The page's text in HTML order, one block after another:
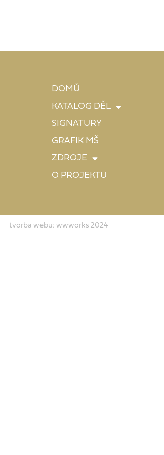
DOMŮ
KATALOG DĚL
SIGNATURY
GRAFIK MŠ
ZDROJE
O PROJEKTU
tvorba webu: wwworks 2024